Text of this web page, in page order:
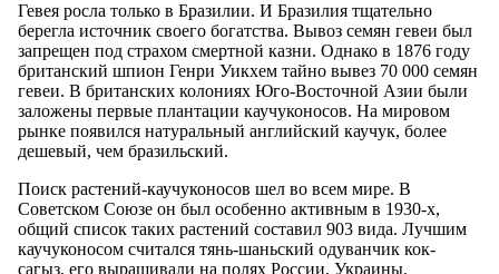
Гевея росла только в Бразилии. И Бразилия тщательно
берегла источник своего богатства. Вывоз семян гевеи был
запрещен под страхом смертной казни. Однако в 1876 году
британский шпион Генри Уикхем тайно вывез 70 000 семян
гевеи. В британских колониях Юго-Восточной Азии были
заложены первые плантации каучуконосов. На мировом
рынке появился натуральный английский каучук, более
дешевый, чем бразильский.
Поиск растений-каучуконосов шел во всем мире. В
Советском Союзе он был особенно активным в 1930-х,
общий список таких растений составил 903 вида. Лучшим
каучуконосом считался тянь-шаньский одуванчик кок-
сагыз, его выращивали на полях России, Украины,